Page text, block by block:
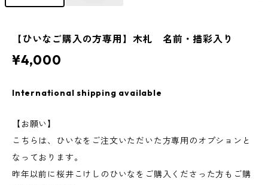
【ひいなご購入の方専用】木札 名前・描彩入り
¥4,000
International shipping available
【お願い】
こちらは、ひいなをご注文いただいた方専用のオプションと
なっております。
昨年以前に桜井こけしのひいなをご購入くださった方もご購